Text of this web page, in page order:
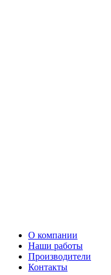
О компании
Наши работы
Производители
Контакты